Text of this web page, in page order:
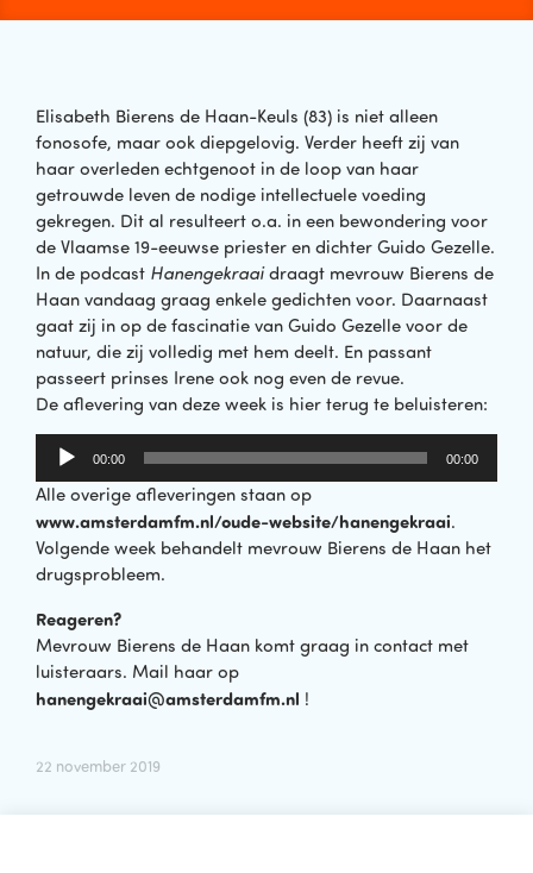
Elisabeth Bierens de Haan-Keuls (83) is niet alleen
fonosofe, maar ook diepgelovig. Verder heeft zij van
haar overleden echtgenoot in de loop van haar
getrouwde leven de nodige intellectuele voeding
gekregen. Dit al resulteert o.a. in een bewondering voor
de Vlaamse 19-eeuwse priester en dichter Guido Gezelle.
In de podcast Hanengekraaidraagt mevrouw Bierens de
Haan vandaag graag enkele gedichten voor. Daarnaast
gaat zij in op de fascinatie van Guido Gezelle voor de
natuur, die zij volledig met hem deelt. En passant
passeert prinses Irene ook nog even de revue.
De aflevering van deze week is hier terug te beluisteren:
Audiospeler
00:00 00:00
Alle overige afleveringen staan op
www.amsterdamfm.nl/oude-website/hanengekraai.
Volgende week behandelt mevrouw Bierens de Haan het
drugsprobleem.
Reageren?
Mevrouw Bierens de Haan komt graag in contact met
luisteraars. Mail haar op
hanengekraai@amsterdamfm.nl !
22 november 2019